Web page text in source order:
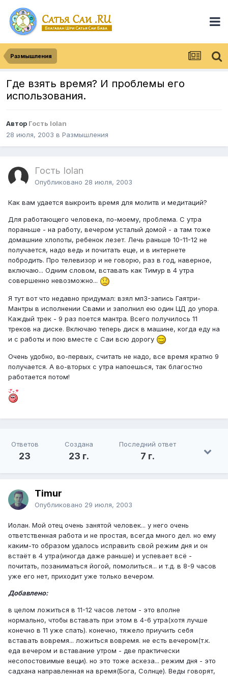
Размышления
Где взять время? И проблемы его
использования.
Автор Гость Iolan
28 июля, 2003 в Размышления
Гость Iolan
Опубликовано 28 июля, 2003
Как вам удается выкроить время для молитв и медитаций?
Для работающего человека, по-моему, проблема. С утра
пораньше - на работу, вечером усталый домой - а там тоже
домашние хлопоты, ребенок лезет. Лечь раньше 10-11-12 не
получается, надо ведь и почитать еще, и в интернете
побродить. Про телевизор и не говорю, раз в год, наверное,
включаю... Одним словом, вставать как Тимур в 4 утра
совершенно невозможно...
Я тут вот что недавно придумал: взял мп3-запись Гаятри-
Мантры в исполнении Свами и заполнил ею один ЦД до упора.
Каждый трек - 9 раз поется мантра. Всего получилось 11
треков на диске. Включаю теперь диск в машине, когда еду на
и с работы и пою вместе с Саи всю дорогу
Очень удобно, во-первых, считать не надо, все время кратно 9
получается. А во-вторых с утра напоешься, так благостно
работается потом!
Ответов
23
Создана
23 г.
Последний ответ
7 г.
Timur
Опубликовано 29 июля, 2003
Иолан. Мой отец очень занятой человек... у него очень
ответственная работа и не простая, всегда много дел. но ему
каким-то образом удалось исправить свой режим дня и он
встаёт в 4 утра(иногда даже раньше) и успевает всё -
почитать, позаниматься йогой, помолиться... и т.д. в 8-9 часов
уже его нет, приходит уже только вечером.
Добавлено:
в целом ложиться в 11-12 часов летом - это вполне
нормально, чтобы вставать при этом в 4-6 утра(хотя лучше
конечно в 11 уже спать). конечно, тяжело приучить себя
вставать вовремя... ложиться вовремя. не есть вечером(т.к.
еда вечером и вставание утром - две практически
несопостовимые вещи). но это тоже аскеза... режим дня - это
садхана направленная на время(Бога, Солнце). Веды говорят,